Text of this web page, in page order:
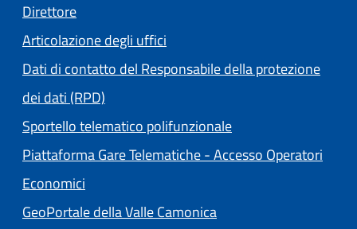
Direttore
Articolazione degli uffici
Dati di contatto del Responsabile della protezione
dei dati (RPD)
Sportello telematico polifunzionale
Piattaforma Gare Telematiche - Accesso Operatori
Economici
GeoPortale della Valle Camonica